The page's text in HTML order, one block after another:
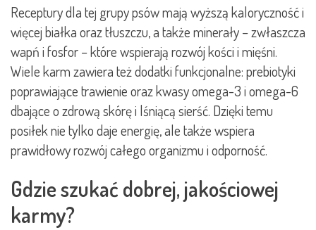
Receptury dla tej grupy psów mają wyższą kaloryczność i
więcej białka oraz tłuszczu, a także minerały – zwłaszcza
wapń i fosfor – które wspierają rozwój kości i mięśni.
Wiele karm zawiera też dodatki funkcjonalne: prebiotyki
poprawiające trawienie oraz kwasy omega-3 i omega-6
dbające o zdrową skórę i lśniącą sierść. Dzięki temu
posiłek nie tylko daje energię, ale także wspiera
prawidłowy rozwój całego organizmu i odporność.
Gdzie szukać dobrej, jakościowej
karmy?